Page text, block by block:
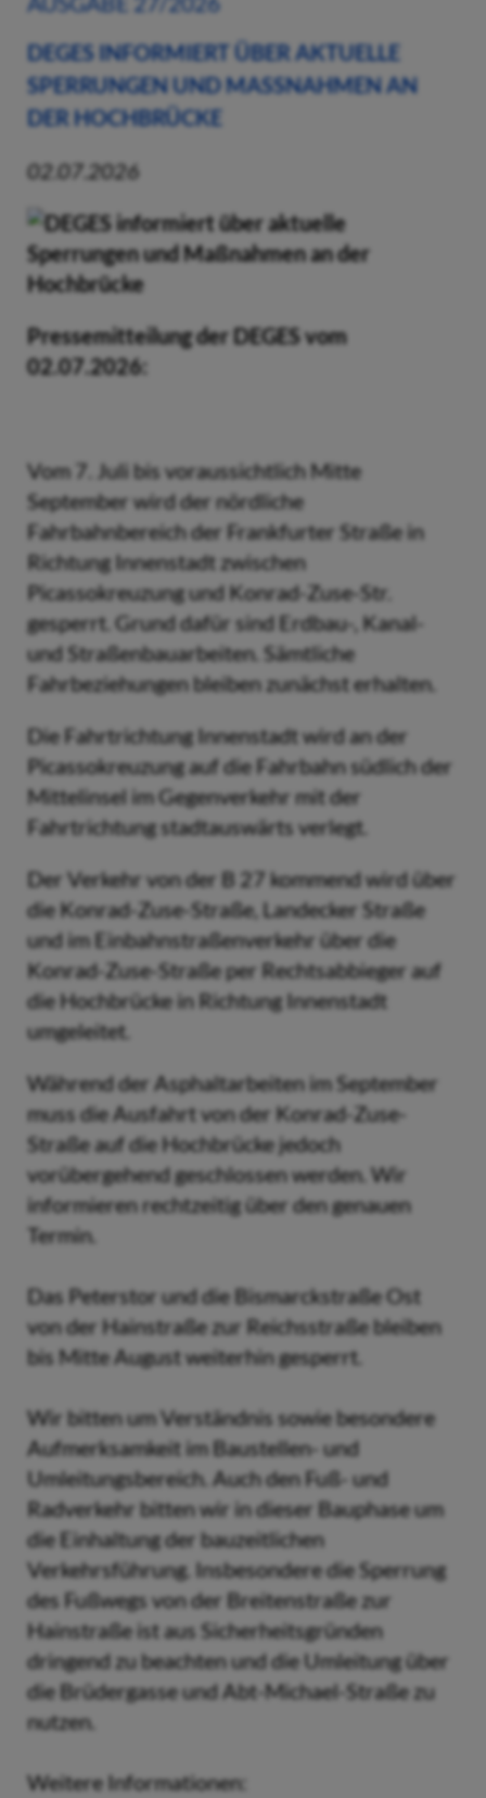
DEGES INFORMIERT ÜBER AKTUELLE
SPERRUNGEN UND MASSNAHMEN AN D
ER HOCHBRÜCKE
02.07.2026
Pressemitteilung der DEGES vom
02.07.2026:
Vom 7. Juli bis voraussichtlich Mitte
September wird der nördliche
Fahrbahnbereich der Frankfurter Straße in
Richtung Innenstadt zwischen
Picassokreuzung und Konrad-Zuse-Str.
gesperrt. Grund dafür sind Erdbau-, Kanal-
und Straßenbauarbeiten. Sämtliche
Fahrbeziehungen bleiben zunächst erhalten.
Die Fahrtrichtung Innenstadt wird an der
Picassokreuzung auf die Fahrbahn südlich der
Mittelinsel im Gegenverkehr mit der
Fahrtrichtung stadtauswärts verlegt.
Der Verkehr von der B 27 kommend wird über
die Konrad-Zuse-Straße, Landecker Straße
und im Einbahnstraßenverkehr über die
Konrad-Zuse-Straße per Rechtsabbieger auf
die Hochbrücke in Richtung Innenstadt
umgeleitet.
Während der Asphaltarbeiten im September
muss die Ausfahrt von der Konrad-Zuse-
Straße auf die Hochbrücke jedoch
vorübergehend geschlossen werden. Wir
informieren rechtzeitig über den genauen
Termin.
Das Peterstor und die Bismarckstraße Ost
von der Hainstraße zur Reichsstraße bleiben
bis Mitte August weiterhin gesperrt.
Wir bitten um Verständnis sowie besondere
Aufmerksamkeit im Baustellen- und
Umleitungsbereich. Auch den Fuß- und
Radverkehr bitten wir in dieser Bauphase um
die Einhaltung der bauzeitlichen
Verkehrsführung. Insbesondere die Sperrung
des Fußwegs von der Breitenstraße zur
Hainstraße ist aus Sicherheitsgründen
dringend zu beachten und die Umleitung über
die Brüdergasse und Abt-Michael-Straße zu
nutzen.
Weitere Informationen: